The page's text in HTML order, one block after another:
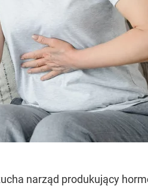
narząd produkujący